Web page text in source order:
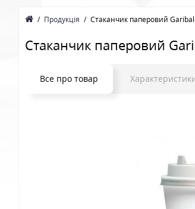
Продукція Стаканчик паперовий
Стаканчик паперовий
Все про товар